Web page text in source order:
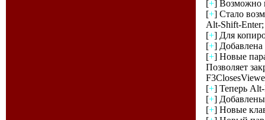
[+] Возможно
[+] Стало
Alt-Shift-Enter;
[+] Для
[+]
[+] Новые
Позволяет
[+] Теперь
[+]
[+] Новые